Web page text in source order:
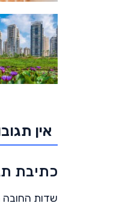
אין
כתיבת
שדות החובה